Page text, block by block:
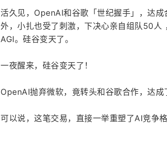
活久见，OpenAI和谷歌「世纪握手」，达
外，小扎也受了刺激，下决心亲自组队50
AGI。硅谷变天了。
一夜醒来，硅谷变天了！
OpenAI抛弃微软，竟转头和谷歌合作，达成
可以说，这笔交易，直接一举重塑了AI竞争格